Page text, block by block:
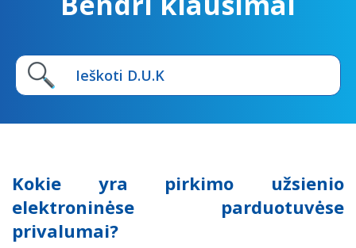
Kokie yra pirkimo užsienio
elektroninėse parduotuvėse
privalumai?